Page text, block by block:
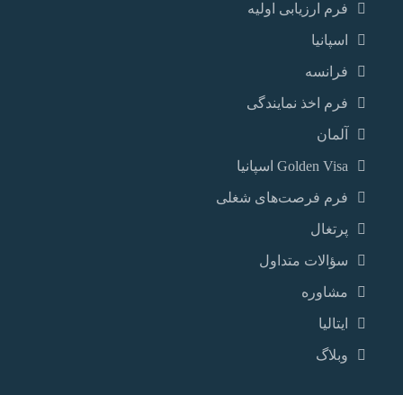
فرم ارزیابی اولیه
اسپانیا
فرانسه
فرم اخذ نمایندگی
آلمان
Golden Visa اسپانيا
فرم فرصت‌های شغلی
پرتغال
سؤالات متداول
مشاوره
ایتالیا
وبلاگ